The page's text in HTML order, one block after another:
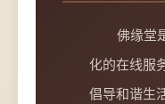
佛缘堂
化的在线服
倡导和谐生